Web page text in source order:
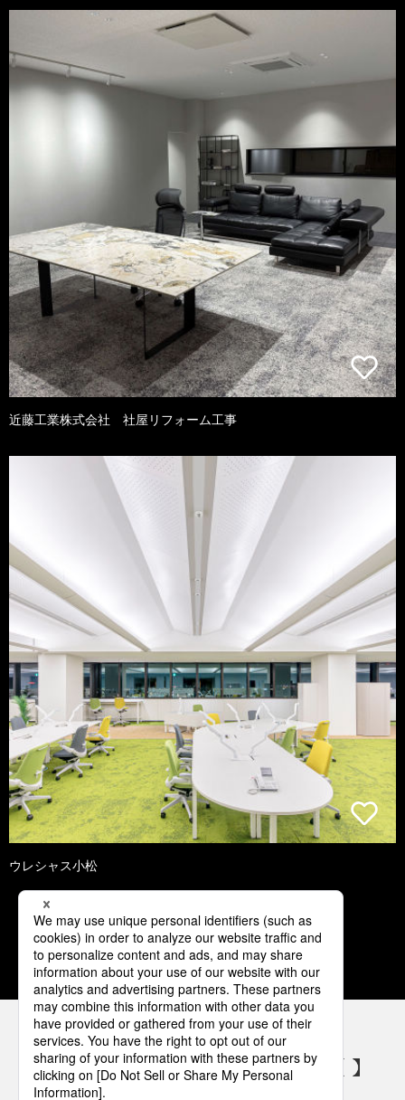
近藤工業株式会社 社屋リフォーム工事
ウレシャス小松
1 2 3 4 5
パナソニックの電気設備 SNSアカウント